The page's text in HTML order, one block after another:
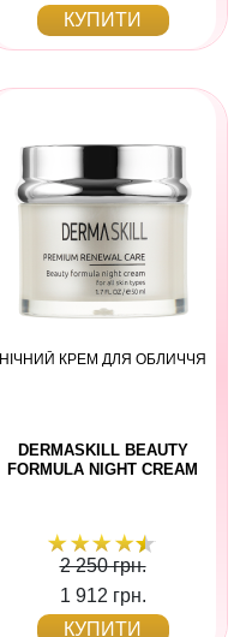
КУПИТИ
НІЧНИЙ КРЕМ ДЛЯ ОБЛИЧЧЯ
DERMASKILL BEAUTY
FORMULA NIGHT CREAM
2 250 грн.
1 912 грн.
КУПИТИ